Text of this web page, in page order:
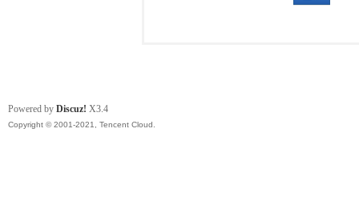
Powered by Discuz! X3.4
Copyright © 2001-2021, Tencent Cloud.